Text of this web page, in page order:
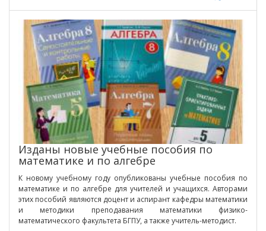
Изданы новые учебные пособия по
математике и по алгебре
К новому учебному году опубликованы учебные пособия по
математике и по алгебре для учителей и учащихся. Авторами
этих пособий являются доцент и аспирант кафедры математики
и методики преподавания математики физико-
математического факультета БГПУ, а также учитель-методист.